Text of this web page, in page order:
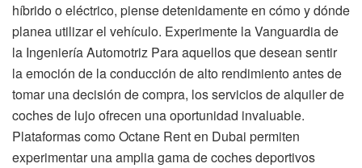
híbrido o eléctrico, piense detenidamente en cómo y dónde
planea utilizar el vehículo. Experimente la Vanguardia de
la Ingeniería Automotriz Para aquellos que desean sentir
la emoción de la conducción de alto rendimiento antes de
tomar una decisión de compra, los servicios de alquiler de
coches de lujo ofrecen una oportunidad invaluable.
Plataformas como Octane Rent en Dubai permiten
experimentar una amplia gama de coches deportivos